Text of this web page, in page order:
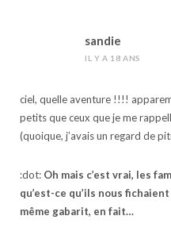
sandie
IL Y A 18 ANS
ciel, quelle aventure !!!!
petits que ceux que je me
(quoique, j’avais un regard de
:dot: Oh mais c’est vrai, les
qu’est-ce qu’ils nous
même gabarit, en fait…